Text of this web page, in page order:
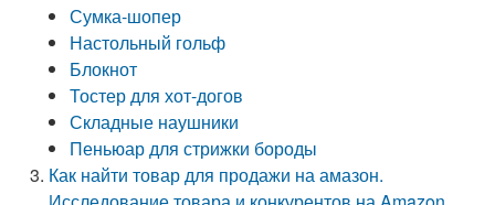
Сумка-шопер
Настольный гольф
Блокнот
Тостер для хот-догов
Складные наушники
Пеньюар для стрижки бороды
Как найти товар для продажи на амазон.